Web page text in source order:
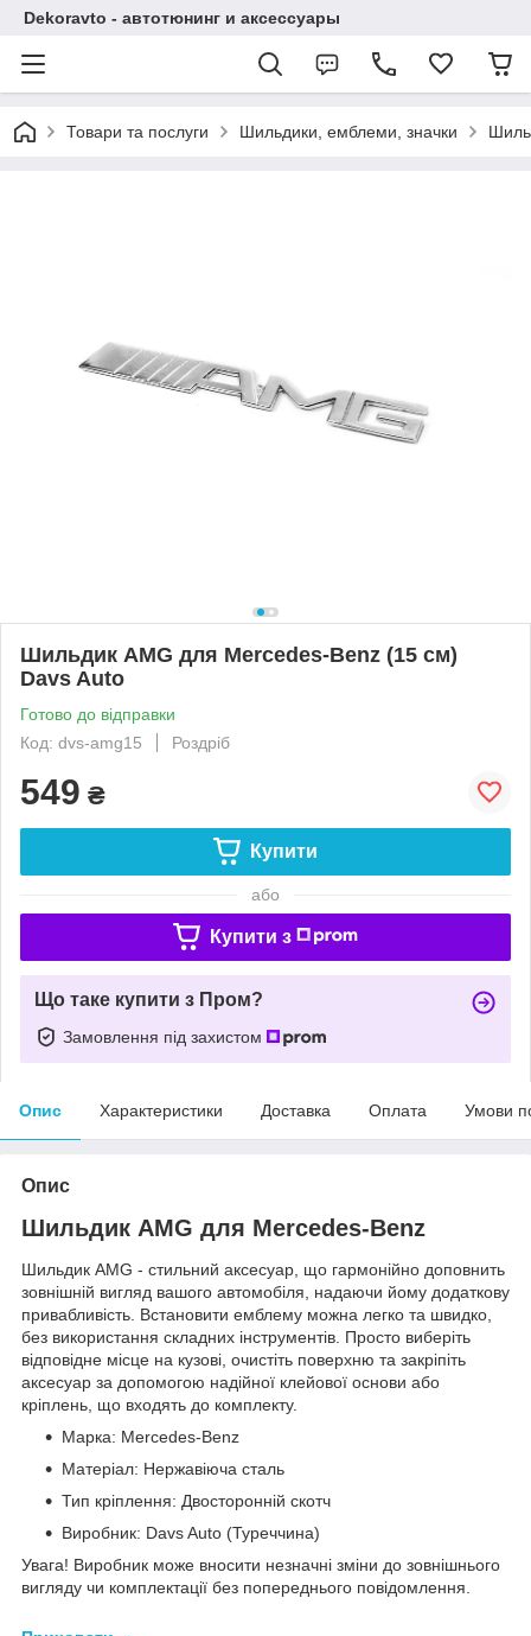
Dekoravto - автотюнинг и аксессуары
Товари та послуги Шильдики, емблеми, значки
Шильдик AMG для Mercedes-Benz (15 см)
Davs Auto
Готово до відправки
Код: dvs-amg15
Роздріб
549 ₴
Купити
або
Купити з
Що таке купити з Пром?
Замовлення під захистом
Опис Характеристики Доставка Оплата Умови
Опис
Шильдик AMG для Mercedes-Benz
Шильдик AMG - стильний аксесуар, що гармонійно доповнить
зовнішній вигляд вашого автомобіля, надаючи йому додаткову
привабливість. Встановити емблему можна легко та швидко,
без використання складних інструментів. Просто виберіть
відповідне місце на кузові, очистіть поверхню та закріпіть
аксесуар за допомогою надійної клейової основи або
кріплень, що входять до комплекту.
Марка: Mercedes-Benz
Матеріал: Нержавіюча сталь
Тип кріплення: Двосторонній скотч
Виробник: Davs Auto (Туреччина)
Увага! Виробник може вносити незначні зміни до зовнішнього
вигляду чи комплектації без попереднього повідомлення.